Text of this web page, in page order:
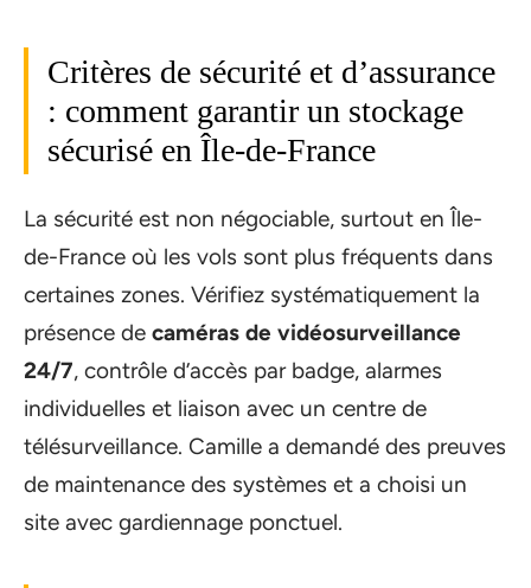
Critères de sécurité et d’assurance
: comment garantir un stockage
sécurisé en Île-de-France
La sécurité est non négociable, surtout en Île-
de-France où les vols sont plus fréquents dans
certaines zones. Vérifiez systématiquement la
présence de caméras de vidéosurveillance
24/7, contrôle d’accès par badge, alarmes
individuelles et liaison avec un centre de
télésurveillance. Camille a demandé des preuves
de maintenance des systèmes et a choisi un
site avec gardiennage ponctuel.